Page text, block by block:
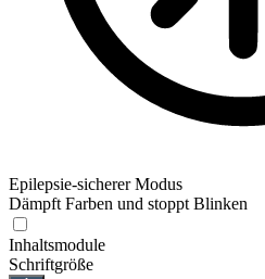
Epilepsie-sicherer Modus
Dämpft Farben und stoppt Blinken
Inhaltsmodule
Schriftgröße